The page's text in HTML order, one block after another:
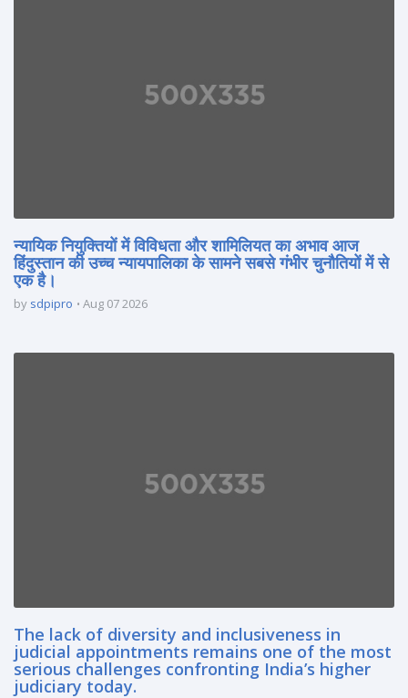
न्यायिक नियुक्तियों में विविधता और शामिलियत का अभाव आज
हिंदुस्तान की उच्च न्यायपालिका के सामने सबसे गंभीर चुनौतियों में से
एक है।
by sdpipro Aug 07 2026
The lack of diversity and inclusiveness in
judicial appointments remains one of the most
serious challenges confronting India’s higher
judiciary today.